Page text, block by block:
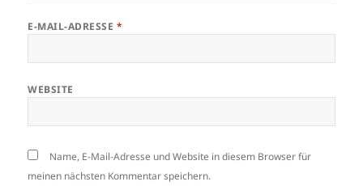
E-MAIL-ADRESSE *
WEBSITE
Name, E-Mail-Adresse und Website in diesem Browser für
meinen nächsten Kommentar speichern.